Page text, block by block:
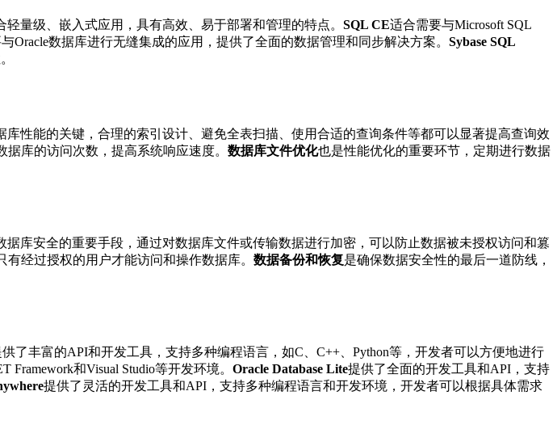
轻量级、嵌入式应用，具有高效、易于部署和管理的特点。 SQL CE适合需要与Microsoft SQL
Oracle数据库进行无缝集成的应用，提供了全面的数据管理和同步解决方案。 Sybase SQL
库性能的关键，合理的索引设计、避免全表扫描、使用合适的查询条件等都可以显著提高查询效
库的访问次数，提高系统响应速度。 数据库文件优化也是性能优化的重要环节，定期进行数据
据库安全的重要手段，通过对数据库文件或传输数据进行加密，可以防止数据被未授权访问和篡
经过授权的用户才能访问和操作数据库。 数据备份和恢复是确保数据安全性的最后一道防线，
供了丰富的API和开发工具，支持多种编程语言，如C、C++、Python等，开发者可以方便地进行
和Visual Studio等开发环境。 Oracle Database Lite提供了全面的开发工具和API，支持
提供了灵活的开发工具和API，支持多种编程语言和开发环境，开发者可以根据具体需求